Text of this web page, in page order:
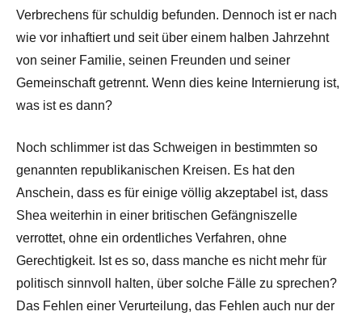
Verbrechens für schuldig befunden. Dennoch ist er nach
wie vor inhaftiert und seit über einem halben Jahrzehnt
von seiner Familie, seinen Freunden und seiner
Gemeinschaft getrennt. Wenn dies keine Internierung ist,
was ist es dann?
Noch schlimmer ist das Schweigen in bestimmten so
genannten republikanischen Kreisen. Es hat den
Anschein, dass es für einige völlig akzeptabel ist, dass
Shea weiterhin in einer britischen Gefängniszelle
verrottet, ohne ein ordentliches Verfahren, ohne
Gerechtigkeit. Ist es so, dass manche es nicht mehr für
politisch sinnvoll halten, über solche Fälle zu sprechen?
Das Fehlen einer Verurteilung, das Fehlen auch nur der